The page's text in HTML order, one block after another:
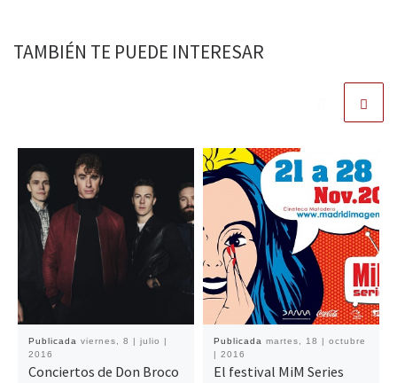
TAMBIÉN TE PUEDE INTERESAR
Publicada viernes, 8 | julio |
2016
Conciertos de Don Broco
Publicada martes, 18 | octubre
| 2016
El festival MiM Series